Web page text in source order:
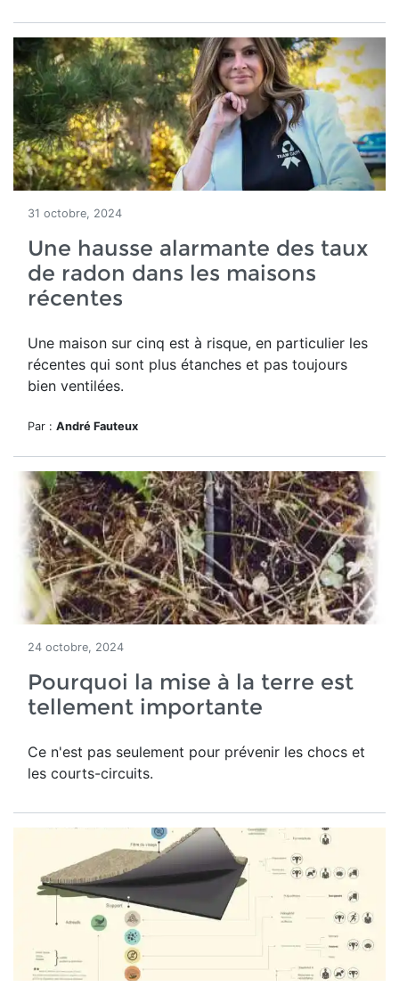
31 octobre, 2024
Une hausse alarmante des taux
de radon dans les maisons
récentes
Une maison sur cinq est à risque, en particulier les
récentes qui sont plus étanches et pas toujours
bien ventilées.
Par : André Fauteux
24 octobre, 2024
Pourquoi la mise à la terre est
tellement importante
Ce n'est pas seulement pour prévenir les chocs et
les courts-circuits.